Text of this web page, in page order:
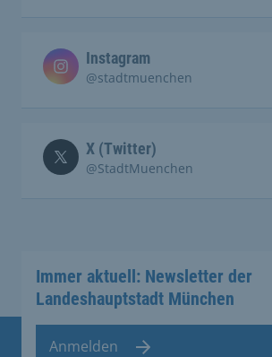
Instagram
@stadtmuenchen
X (Twitter)
@StadtMuenchen
Immer aktuell: Newsletter der
Landeshauptstadt München
Anmelden